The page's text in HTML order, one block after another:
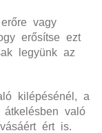
vagy
erősítse ezt
legyünk az
kilépésénél, a
átkelésben való
ért is.